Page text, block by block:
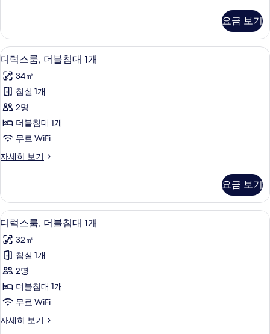
연
결
가
능
객
실
사
진
모
기
침
대
(여
러
개),
연
가
능
객
실
자
기
요금 보기
디
럭
스
룸,
더
블
침
대
개
사
진
모
두
보
기
디럭스룸, 더블침대 1개 | 미니바, 객실
4
디럭스룸, 더블침대 1개
34㎡
침실 1개
2명
더블침대 1개
무료 WiFi
자세히 보기
디
더
블
침
대
개
세
히
보
기
요금 보기
디
럭
스
룸,
더
블
침
대
미니바, 객실 내 금고, 책상, 노트북 작
4
디럭스룸, 더블침대 1개
32㎡
침실 1개
2명
더블침대 1개
무료 WiFi
자세히 보기
디